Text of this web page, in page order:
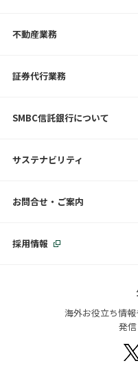
不動産業務
証券代行業務
SMBC信託銀行について
サステナビリティ
お問合せ・ご案内
採用情報
海外お役立ち情
発信